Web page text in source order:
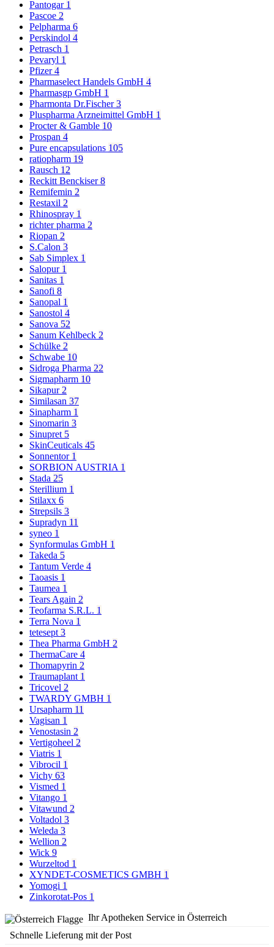
Pantogar 1
Pascoe 2
Pelpharma 6
Perskindol 4
Petrasch 1
Pevaryl 1
Pfizer4
Pharmaselect Handels GmbH 4
Pharmasgp GmbH 1
Pharmonta Dr.Fischer3
Pluspharma Arzneimittel GmbH 1
Procter & Gamble 10
Prospan 4
Pure encapsulations 105
ratiopharm 19
Rausch 12
Reckitt Benckiser8
Remifemin 2
Restaxil 2
Rhinospray 1
richter pharma 2
Riopan 2
S.Calon 3
Sab Simplex 1
Salopur 1
Sanitas 1
Sanofi 8
Sanopal 1
Sanostol 4
Sanova 52
Sanum Kehlbeck 2
Schülke 2
Schwabe 10
Sidroga Pharma 22
Sigmapharm 10
Sikapur 2
Similasan 37
Sinapharm 1
Sinomarin 3
Sinupret 5
SkinCeuticals 45
Sonnentor 1
SORBION AUSTRIA 1
Stada 25
Sterillium 1
Stilaxx 6
Strepsils 3
Supradyn 11
syneo 1
Synformulas GmbH 1
Takeda 5
Tantum Verde 4
Taoasis 1
Taumea 1
Tears Again 2
Teofarma S.R.L. 1
Terra Nova 1
tetesept 3
Thea Pharma GmbH 2
ThermaCare 4
Thomapyrin 2
Traumaplant 1
Tricovel 2
TWARDY GMBH 1
Ursapharm 11
Vagisan 1
Venostasin 2
Vertigoheel 2
Viatris 1
Vibrocil 1
Vichy 63
Vismed 1
Vitango 1
Vitawund 2
Voltadol 3
Weleda 3
Wellion 2
Wick 9
Wurzeltod 1
XYNDET-COSMETICS GMBH 1
Yomogi 1
Zinkorotat-Pos 1
Ihr Apotheken Service in Österreich
Schnelle Lieferung mit der Post